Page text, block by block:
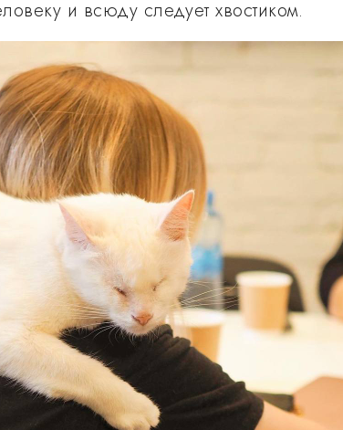
и всюду следует хвостиком.